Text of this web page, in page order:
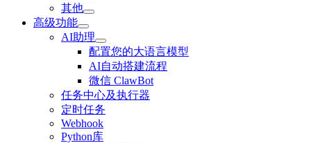
其他
高级功能
AI助理
配置您的大语言模型
AI自动搭建流程
微信 ClawBot
任务中心及执行器
定时任务
Webhook
Python库